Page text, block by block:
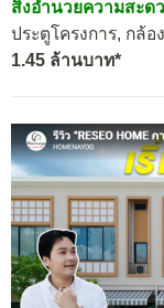
สิ่งอำนวยความสะด
ประตูโครงการ, กล้
1.45 ล้านบาท*